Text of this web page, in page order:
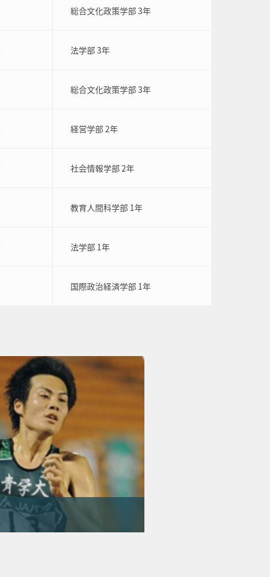
総合文化政策学部 3年
法学部 3年
総合文化政策学部 3年
経営学部 2年
社会情報学部 2年
教育人間科学部 1年
法学部 1年
国際政治経済学部 1年